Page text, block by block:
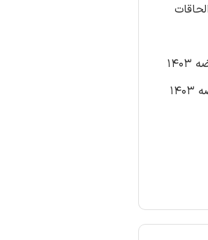
1384/10/14 با اصلاحات و الحاقات